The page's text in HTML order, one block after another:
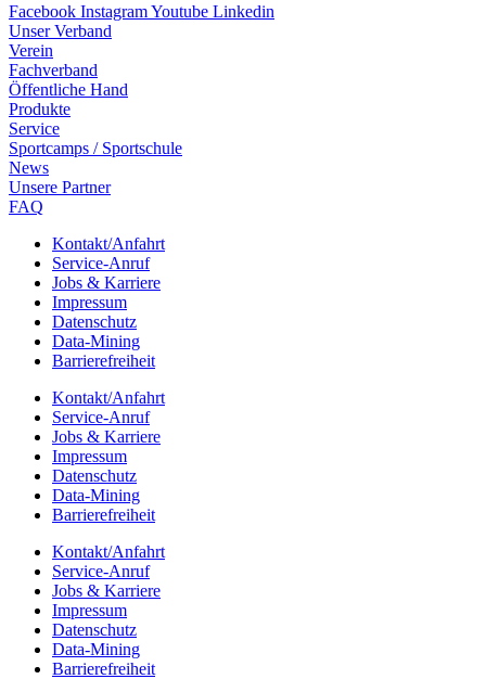
Facebook InstagramYoutube Linkedin
Unser Verband
Verein
Fach­ver­band
Öffent­li­che Hand
Produkte
Service
Sport­camps / Sportschule
News
Unsere Part­ner
FAQ
Kontakt/​​Anfahrt
Service-Anruf
Jobs & Karriere
Impres­sum
Daten­schutz
Data-Mining
Barrie­re­frei­heit
Kontakt/​​Anfahrt
Service-Anruf
Jobs & Karriere
Impres­sum
Daten­schutz
Data-Mining
Barrie­re­frei­heit
Kontakt/​​Anfahrt
Service-Anruf
Jobs & Karriere
Impres­sum
Daten­schutz
Data-Mining
Barrie­re­frei­heit